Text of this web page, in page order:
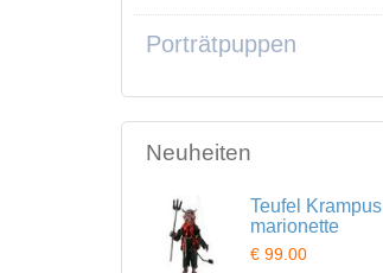
Porträtpuppen
Neuheiten
Teufel Krampus
marionette
€ 99.00